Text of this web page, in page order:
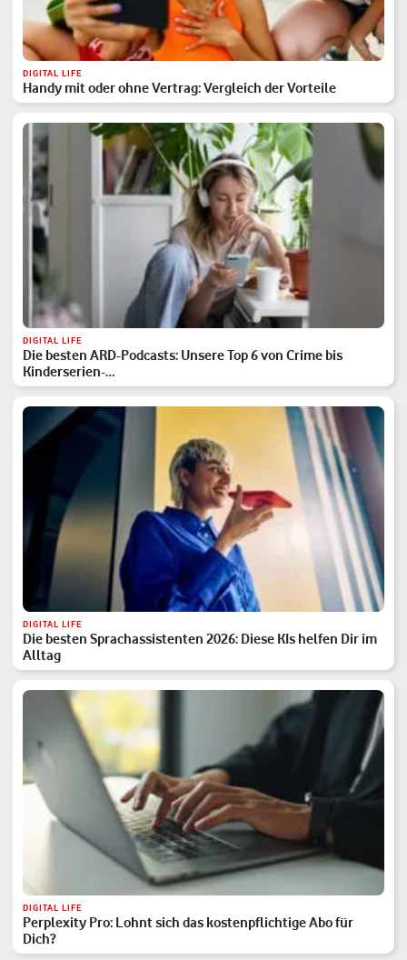
DIGITAL LIFE
Handy mit oder ohne Vertrag: Vergleich der Vorteile
DIGITAL LIFE
Die besten ARD-Podcasts: Unsere Top 6 von Crime bis
Kinderserien-…
DIGITAL LIFE
Die besten Sprachassistenten 2026: Diese KIs helfen Dir im
Alltag
DIGITAL LIFE
Perplexity Pro: Lohnt sich das kostenpflichtige Abo für
Dich?